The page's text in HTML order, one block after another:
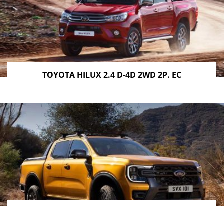
TOYOTA HILUX 2.4 D-4D 2WD 2P. EC